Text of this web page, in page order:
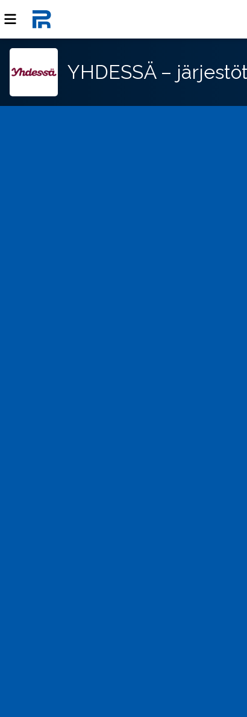
YHDESSÄ –